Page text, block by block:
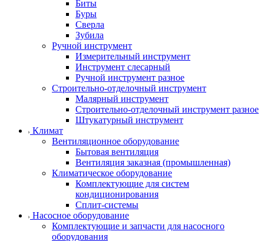
Биты
Буры
Сверла
Зубила
Ручной инструмент
Измерительный инструмент
Инструмент слесарный
Ручной инструмент разное
Строительно-отделочный инструмент
Малярный инструмент
Строительно-отделочный инструмент разное
Штукатурный инструмент
Климат
Вентиляционное оборудование
Бытовая вентиляция
Вентиляция заказная (промышленная)
Климатическое оборудование
Комплектующие для систем
кондиционирования
Сплит-системы
Насосное оборудование
Комплектующие и запчасти для насосного
оборудования